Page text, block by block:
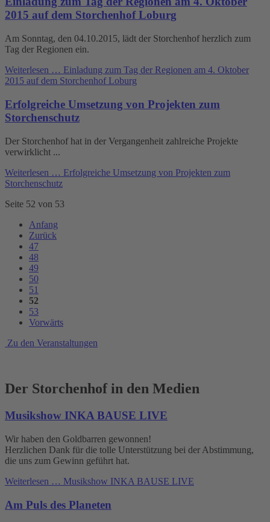
2015 auf dem Storchenhof Loburg
Am Sonntag, den 04.10.2015, lädt der Storchenhof herzlich zum
Tag der Regionen ein.
Weiterlesen … Einladung zum Tag der Regionen am 4. Oktober
2015 auf dem Storchenhof Loburg
Erfolgreiche Umsetzung von Projekten zum
Storchenschutz
Der Storchenhof hat in der Vergangenheit zahlreiche Projekte
verwirklicht ...
Weiterlesen … Erfolgreiche Umsetzung von Projekten zum
Storchenschutz
Seite 52 von 53
Anfang
Zurück
47
48
49
50
51
52
53
Vorwärts
Zu den Veranstaltungen
Der Storchenhof in den Medien
Musikshow INKA BAUSE LIVE
Wir haben den Goldbarren gewonnen!
Herzlichen Dank für die tolle Unterstützung bei der Abstimmung,
die uns zum Gewinn geführt hat.
Weiterlesen … Musikshow INKA BAUSE LIVE
Am Puls des Planeten